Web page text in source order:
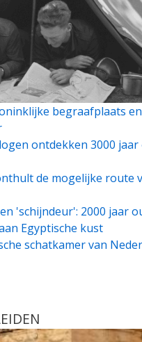
begraafplaats
ontdekken 3000 jaar
de mogelijke route
'schijndeur': 2000 jaar
Egyptische kust
schatkamer van